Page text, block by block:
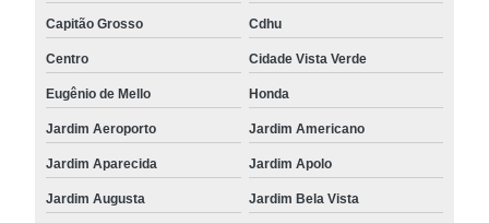
Capitão Grosso Cdhu
Centro Cidade Vista Verde
Eugênio de Mello Honda
Jardim Aeroporto Jardim Americano
Jardim Aparecida Jardim Apolo
Jardim Augusta Jardim Bela Vista